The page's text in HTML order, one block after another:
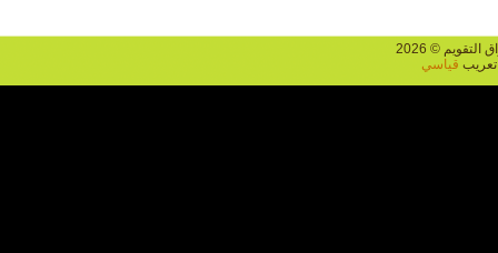
© 2026
قياسي